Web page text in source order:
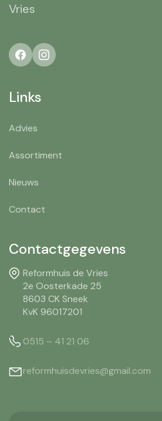
Vries
Links
Advies
Assortiment
Nieuws
Contact
Contactgegevens
Reformhuis de Vries
2e Oosterkade 25
8603 CK Sneek
KvK 96017201
0515 – 41 21 06
reformhuisdevries@gmail.com